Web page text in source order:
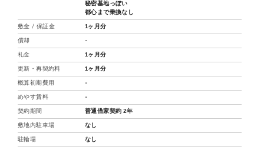
秘密基地っぽい
都心まで乗換なし
敷金 / 保証金 1ヶ月分
償却 -
礼金 1ヶ月分
更新・再契約料 1ヶ月分
概算初期費用 -
めやす賃料 -
契約期間 普通借家契約 2年
敷地内駐車場 なし
駐輪場 なし